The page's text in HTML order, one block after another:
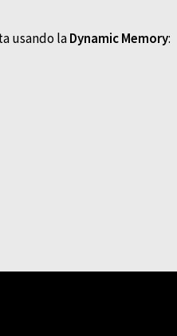
usando laDynamic Memory: